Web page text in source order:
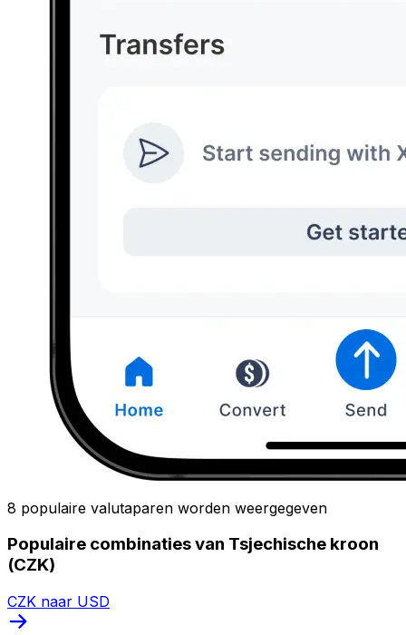
8 populaire valutaparen worden weergegeven
Populaire combinaties van Tsjechische kroon
(CZK)
CZK naar USD